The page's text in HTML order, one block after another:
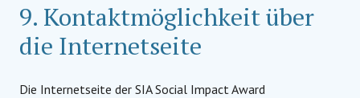
9. Kontaktmöglichkeit über
die Internetseite
Die Internetseite der SIA Social Impact Award